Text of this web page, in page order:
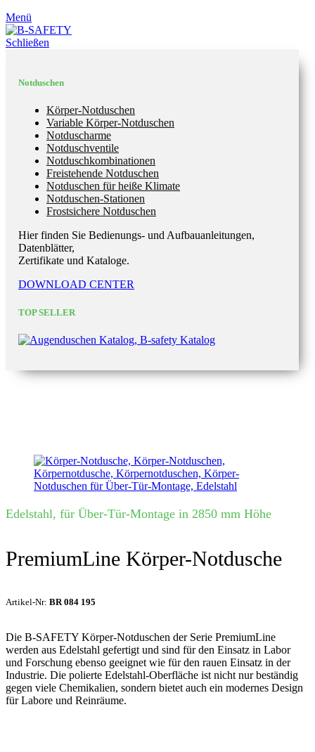
Menü
Schließen
Notduschen
Körper-Notduschen
Variable Körper-Notduschen
Notduscharme
Notduschventile
Notduschkombinationen
Freistehende Notduschen
Notduschen für heiße Klimate
Notduschen-Stationen
Frostsichere Notduschen
Hier finden Sie Bedienungs- und Aufbauanleitungen,
Datenblätter,
Zertifikate und Kataloge.
DOWNLOAD CENTER
TOP SELLER
Edelstahl, für Über-Tür-Montage in 2850 mm Höhe
PremiumLine Körper-Notdusche
Artikel-Nr: BR 084 195
Die B-SAFETY Körper-Notduschen der Serie PremiumLine
werden aus Edelstahl gefertigt und sind für den Einsatz in Labor
und Forschung ebenso geeignet wie für den rauen Einsatz in der
Industrie. Die polierte Edelstahl-Oberfläche ist nicht nur beständig
gegen viele Chemikalien, sondern bietet auch ein modernes Design
für Labore und Reinräume.